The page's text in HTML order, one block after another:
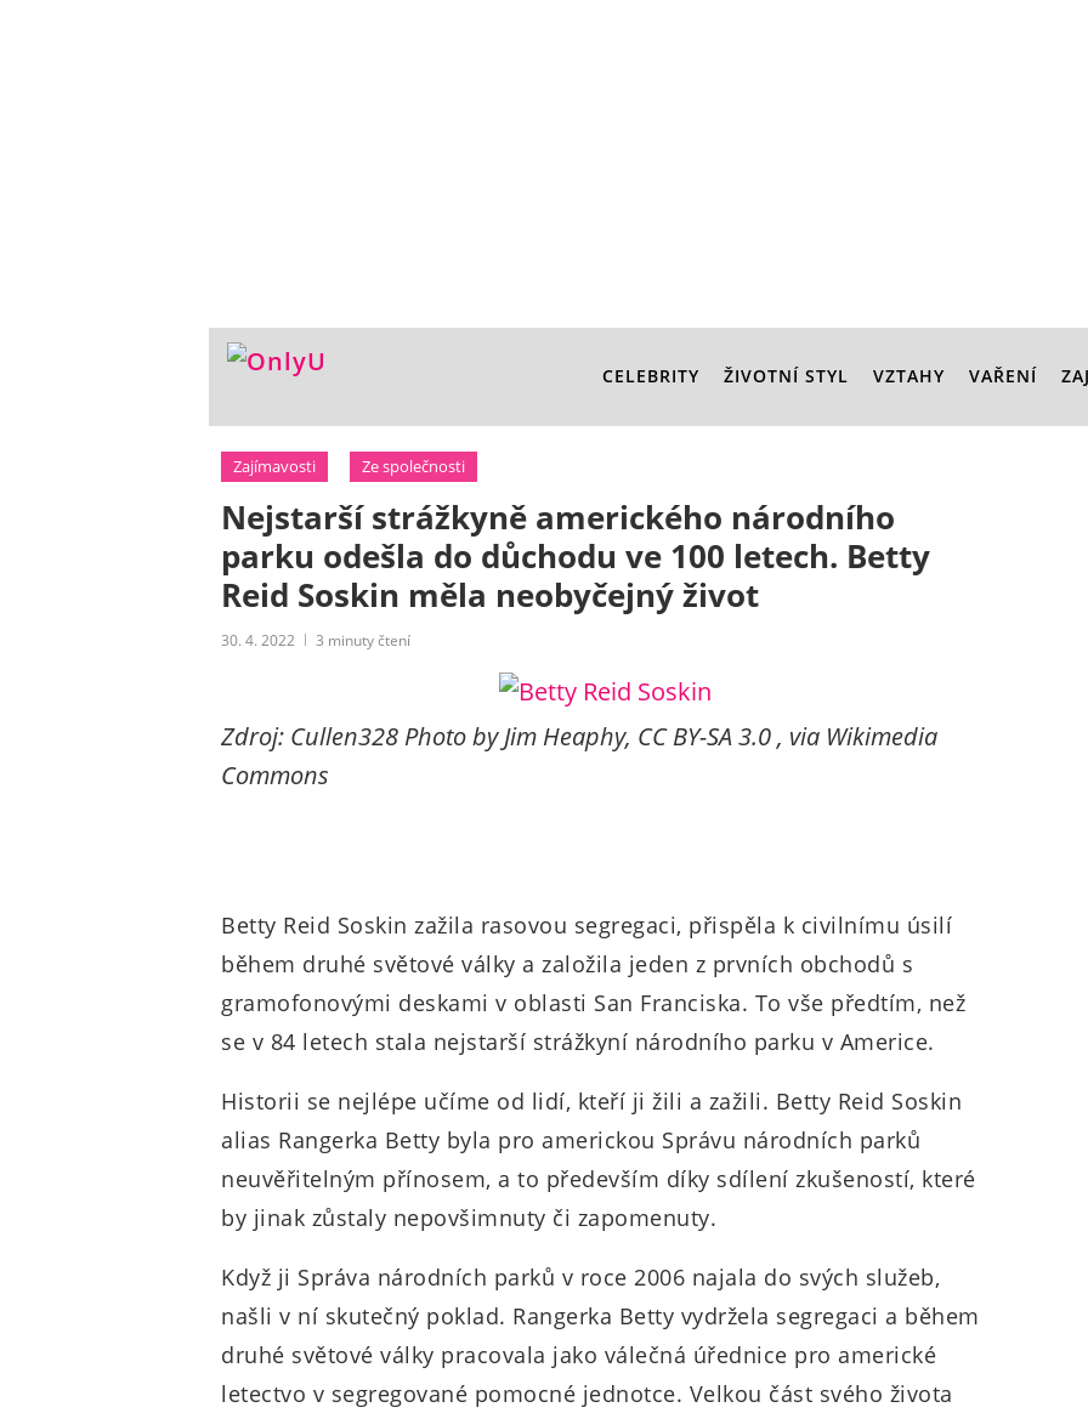
CELEBRITY ŽIVOTNÍ STYL VZTAHY VAŘENÍ
Zajímavosti Ze společnosti
Nejstarší strážkyně amerického národního
parku odešla do důchodu ve 100 letech. Betty
Reid Soskin měla neobyčejný život
30. 4. 2022 3 minuty čtení
Zdroj: Cullen328 Photo by Jim Heaphy, CC BY-SA 3.0, via Wikimedia
Commons
Betty Reid Soskin zažila rasovou segregaci, přispěla k civilnímu úsilí
během druhé světové války a založila jeden z prvních obchodů s
gramofonovými deskami v oblasti San Franciska. To vše předtím, než
se v 84 letech stala nejstarší strážkyní národního parku v Americe.
Historii se nejlépe učíme od lidí, kteří ji žili a zažili. Betty Reid Soskin
alias Rangerka Betty byla pro americkou Správu národních parků
neuvěřitelným přínosem, a to především díky sdílení zkušeností, které
by jinak zůstaly nepovšimnuty či zapomenuty.
Když ji Správa národních parků v roce 2006 najala do svých služeb,
našli v ní skutečný poklad. Rangerka Betty vydržela segregaci a během
druhé světové války pracovala jako válečná úřednice pro americké
letectvo v segregované pomocné jednotce. Velkou část svého života